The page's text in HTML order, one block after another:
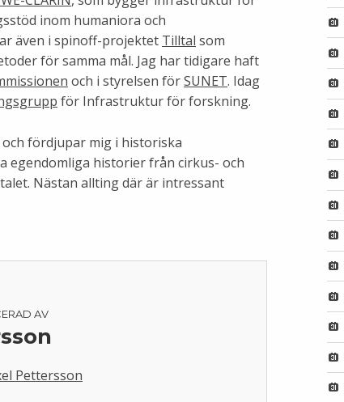
inom humaniora och
även i spinoff-projektet Tilltal som
för samma mål. Jag har tidigare haft
och i styrelsen förSUNET. Idag
för Infrastruktur för forskning.
fördjupar mig i historiska
egendomliga historier från cirkus- och
Nästan allting där är intressant
AV
Pettersson